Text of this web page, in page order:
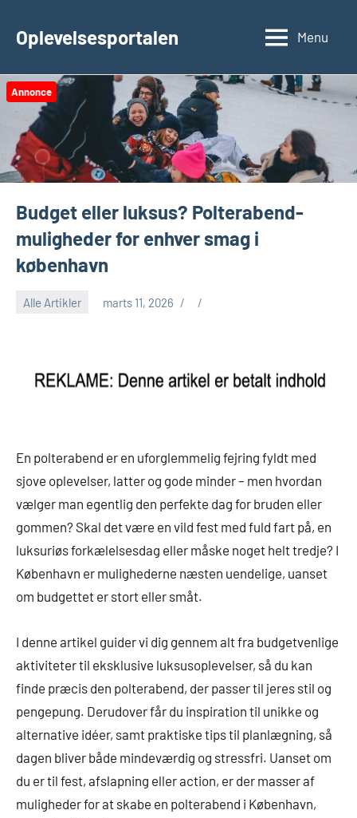
Oplevelsesportalen Menu
Annonce
Budget eller luksus? Polterabend-
muligheder for enhver smag i
københavn
Alle Artikler marts 11, 2026
En polterabend er en uforglemmelig fejring fyldt med
sjove oplevelser, latter og gode minder – men hvordan
vælger man egentlig den perfekte dag for bruden eller
gommen? Skal det være en vild fest med fuld fart på, en
luksuriøs forkælelsesdag eller måske noget helt tredje? I
København er mulighederne næsten uendelige, uanset
om budgettet er stort eller småt.
I denne artikel guider vi dig gennem alt fra budgetvenlige
aktiviteter til eksklusive luksusoplevelser, så du kan
finde præcis den polterabend, der passer til jeres stil og
pengepung. Derudover får du inspiration til unikke og
alternative idéer, samt praktiske tips til planlægning, så
dagen bliver både mindeværdig og stressfri. Uanset om
du er til fest, afslapning eller action, er der masser af
muligheder for at skabe en polterabend i København,